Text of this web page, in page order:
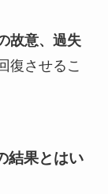
故意、過失
復させるこ
結果とはい